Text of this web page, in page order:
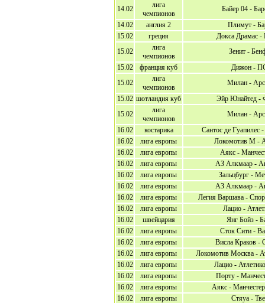
14.02
лига
чемпионов
Байер 04 -
14.02
англия 2
Плимут -
15.02
греция
Докса Драмас -
15.02
лига
чемпионов
Зенит -
15.02
франция куб
Дижон -
15.02
лига
чемпионов
Милан -
15.02 шотландия куб
Эйр Юнайтед -
15.02
лига
чемпионов
Милан -
16.02
костарика
Сантос де Гуапилес
16.02
лига европы
Локомотив М -
16.02
лига европы
Аякс -
16.02
лига европы
АЗ Алкмаар -
16.02
лига европы
Зальцбург -
16.02
лига европы
АЗ Алкмаар -
16.02
лига европы
Легия Варшава -
16.02
лига европы
Лацио -
16.02
швейцария
Янг Бойз -
16.02
лига европы
Сток Сити -
16.02
лига европы
Висла Краков -
16.02
лига европы
Локомотив Москва -
16.02
лига европы
Лацио -
16.02
лига европы
Порту -
16.02
лига европы
Аякс -
16.02
лига европы
Стяуа -